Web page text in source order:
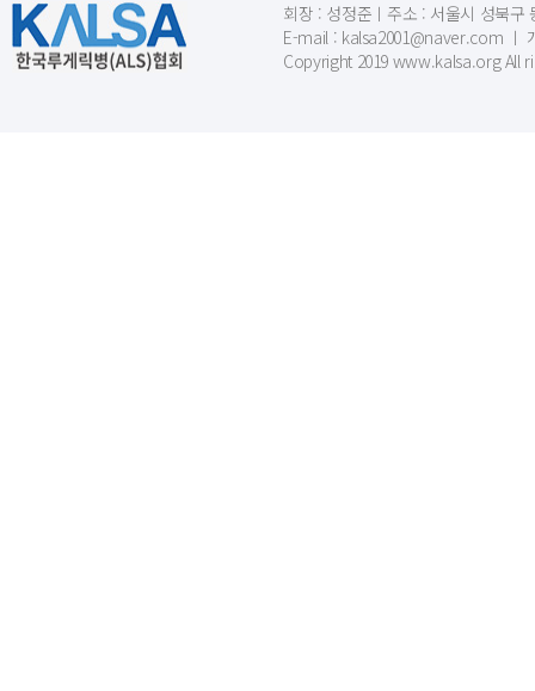
회장 : 성정준ㅣ주소 : 서울시 성북구
E-mail : kalsa2001@naver.com ㅣ
Copyright 2019 www.kalsa.org All